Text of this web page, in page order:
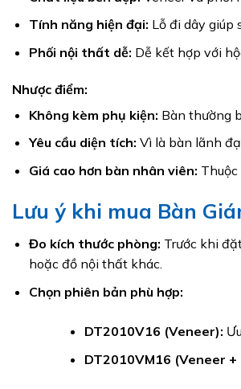
Tính năng hiện đại: Lỗ đi dây giúp
Phối nội thất dễ: Dễ kết hợp với
Nhược điểm:
Không kèm phụ kiện: Bàn thường
Yêu cầu diện tích: Vì là bàn lãnh
Giá cao hơn bàn nhân viên:
Lưu ý khi mua Bàn
Đo kích thước phòng: Trước khi
hoặc đồ nội thất khác.
Chọn phiên bản phù hợp:
DT2010V16 (Veneer):
DT2010VM16 (Veneer +